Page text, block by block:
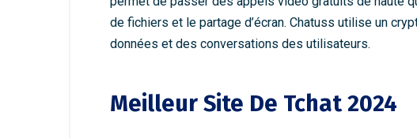
de fichiers et le partage d’écran. Chatuss utilise un
données et des conversations des utilisateurs.
Meilleur Site De Tchat 2024